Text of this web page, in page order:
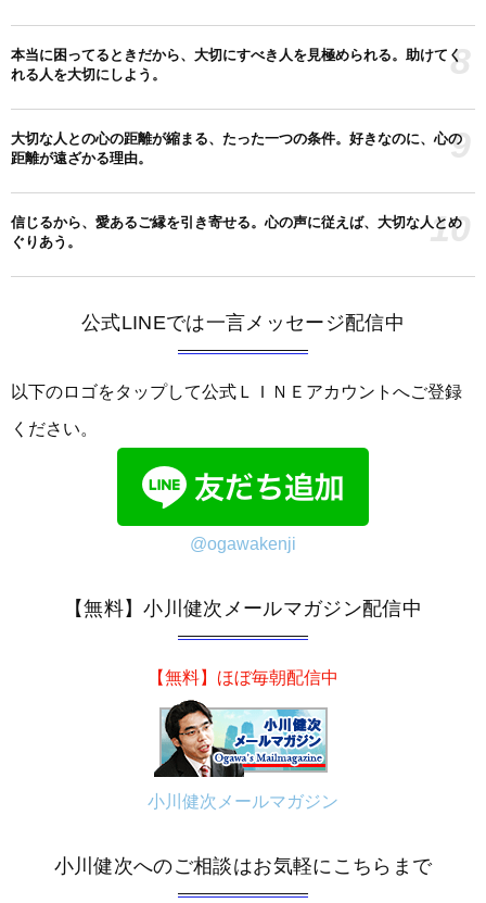
本当に困ってるときだから、大切にすべき人を見極められる。助けてく
れる人を大切にしよう。
8
大切な人との心の距離が縮まる、たった一つの条件。好きなのに、心の
距離が遠ざかる理由。
9
信じるから、愛あるご縁を引き寄せる。心の声に従えば、大切な人とめ
ぐりあう。
10
公式LINEでは一言メッセージ配信中
以下のロゴをタップして公式ＬＩＮＥアカウントへご登録
ください。
@ogawakenji
【無料】小川健次メールマガジン配信中
【無料】ほぼ毎朝配信中
小川健次メールマガジン
小川健次へのご相談はお気軽にこちらまで